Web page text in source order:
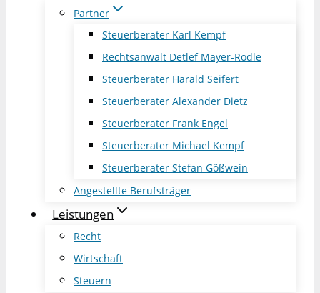
Partner
Steuerberater Karl Kempf
Rechtsanwalt Detlef Mayer-Rödle
Steuerberater Harald Seifert
Steuerberater Alexander Dietz
Steuerberater Frank Engel
Steuerberater Michael Kempf
Steuerberater Stefan Gößwein
Angestellte Berufsträger
Leistungen
Recht
Wirtschaft
Steuern